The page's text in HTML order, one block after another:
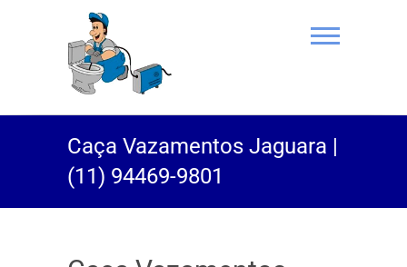
(11) 94469-
9801 |
Rei do Esgoto
Caça Vazamentos Jaguara |
(11) 94469-9801